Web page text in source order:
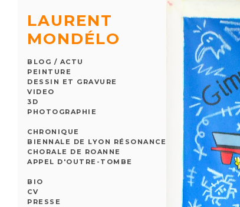
LAURENT
MONDÉLO
BLOG / ACTU
PEINTURE
DESSIN ET GRAVURE
VIDEO
3D
PHOTOGRAPHIE
CHRONIQUE
BIENNALE DE LYON RÉSONANCE
CHORALE DE ROANNE
APPEL D'OUTRE-TOMBE
BIO
CV
PRESSE